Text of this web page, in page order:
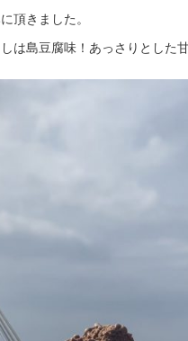
頂きました。
は島豆腐味！あっさりとした